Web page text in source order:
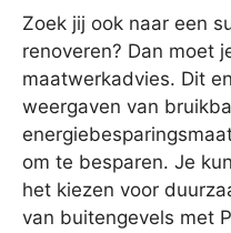
Zoek jij ook naar een
renoveren? Dan moet
maatwerkadvies. Dit
weergaven van
om te besparen. Je
het kiezen voor
van buitengevels met